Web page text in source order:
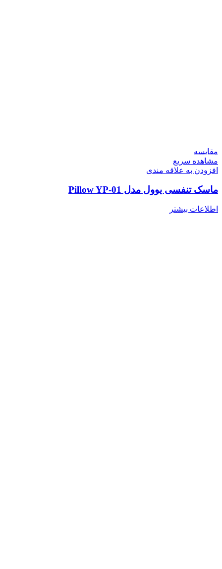
مقایسه
مشاهده سریع
افزودن به علاقه مندی
ماسک تنفسی یوول مدل Pillow YP-01
اطلاعات بیشتر